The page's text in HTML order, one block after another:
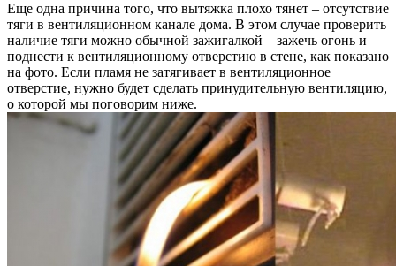
Еще одна причина того, что вытяжка плохо тянет – отсутствие
тяги в вентиляционном канале дома. В этом случае проверить
наличие тяги можно обычной зажигалкой – зажечь огонь и
поднести к вентиляционному отверстию в стене, как показано
на фото. Если пламя не затягивает в вентиляционное
отверстие, нужно будет сделать принудительную вентиляцию,
о которой мы поговорим ниже.